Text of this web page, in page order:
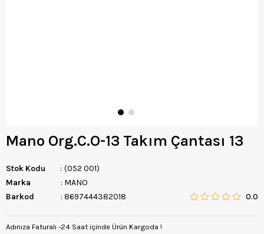
Mano Org.C.O-13 Takım Çantası 13
Stok Kodu
(052 001)
Marka
: MANO
Barkod
: 8697444382018 0.0
Adınıza Faturalı -24 Saat içinde Ürün Kargoda !